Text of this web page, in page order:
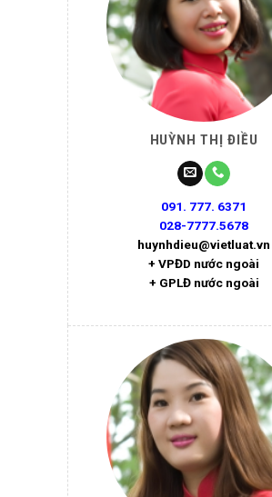
HUỲNH THỊ ĐIỀU
091. 777. 6371
028-7777.5678
huynhdieu@vietluat.vn
+ VPĐD nước ngoài
+ GPLĐ nước ngoài